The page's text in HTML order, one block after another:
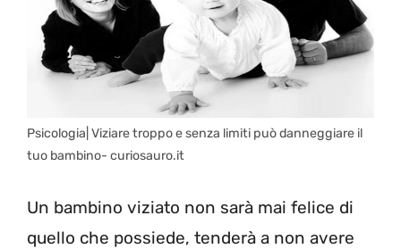
Psicologia| Viziare troppo e senza limiti può danneggiare il
tuo bambino- curiosauro.it
Un bambino viziato non sarà mai felice di
quello che possiede, tenderà a non avere